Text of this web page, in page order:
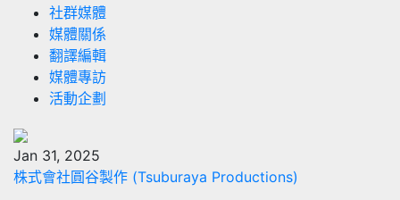
社群媒體
媒體關係
翻譯編輯
媒體專訪
活動企劃
Jan 31, 2025
株式會社圓谷製作 (Tsuburaya Productions)